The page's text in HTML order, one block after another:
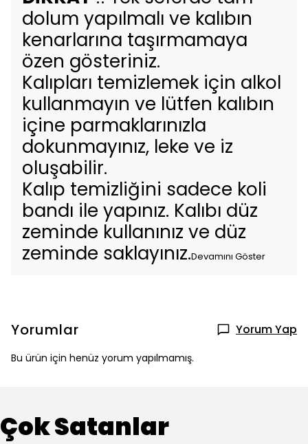
dolum yapılmalı ve kalıbın
kenarlarına taşırmamaya
özen gösteriniz.
Kalıpları temizlemek için alkol
kullanmayın ve lütfen kalıbın
içine parmaklarınızla
dokunmayınız, leke ve iz
oluşabilir.
Kalıp temizliğini sadece koli
bandı ile yapınız. Kalıbı düz
zeminde kullanınız ve düz
zeminde saklayınız.Devamını Göster
Yorumlar Yorum Yap
Bu ürün için henüz yorum yapılmamış.
Çok Satanlar